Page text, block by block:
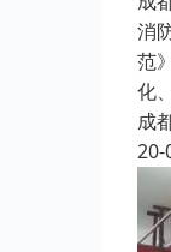
消
范
化
成
20-